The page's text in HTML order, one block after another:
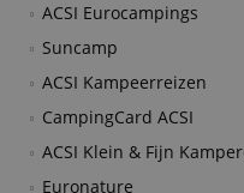
ACSI Eurocampings
Suncamp
ACSI Kampeerreizen
CampingCard ACSI
ACSI Klein & Fijn
Euronature